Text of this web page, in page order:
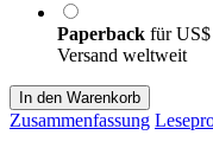
Paperback für
Versand weltweit
In den Warenkorb
Zusammenfassung